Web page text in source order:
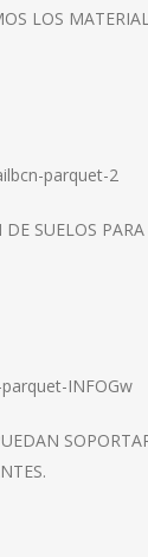
LOS
DE SUELOS